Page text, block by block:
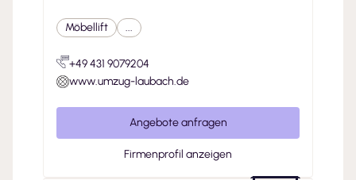
Möbellift ...
+49 431 9079204
www.umzug-laubach.de
Angebote anfragen
Firmenprofil anzeigen